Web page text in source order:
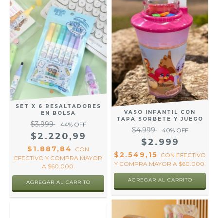
SET X 6 RESALTADORES
EN BOLSA
$3.999 44% OFF
$2.220,99
$1.887,84
CON
EFECTIVO Y COMPRA MAYOR
A $60.000.
AGREGAR AL CARRITO
VASO INFANTIL CON
TAPA SORBETE Y JUEGO
$4.999 40% OFF
$2.999
$2.549,15 CON EFECTIVO
Y COMPRA MAYOR A $60.000.
AGREGAR AL CARRITO